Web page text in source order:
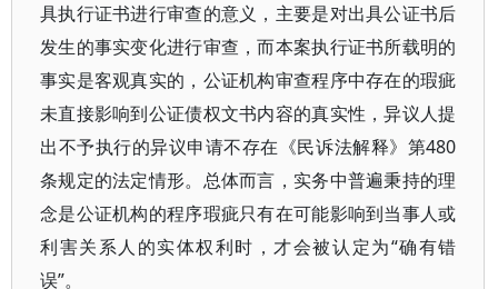
具执行证书进行审查的意义，主要是对出具公证书后
发生的事实变化进行审查，而本案执行证书所载明的
事实是客观真实的，公证机构审查程序中存在的瑕疵
未直接影响到公证债权文书内容的真实性，异议人提
出不予执行的异议申请不存在《民诉法解释》第480
条规定的法定情形。总体而言，实务中普遍秉持的理
念是公证机构的程序瑕疵只有在可能影响到当事人或
利害关系人的实体权利时，才会被认定为“确有错
误”。